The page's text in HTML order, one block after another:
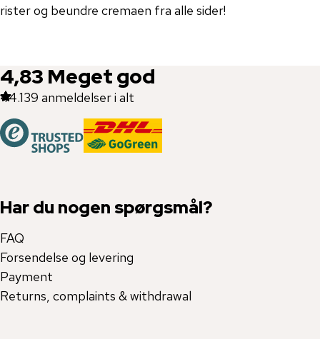
rister og beundre cremaen fra alle sider!
4,83 Meget god
44.139 anmeldelser i alt
Har du nogen spørgsmål?
FAQ
Forsendelse og levering
Payment
Returns, complaints & withdrawal